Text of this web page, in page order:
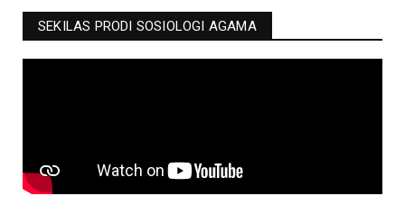
SEKILAS PRODI SOSIOLOGI AGAMA